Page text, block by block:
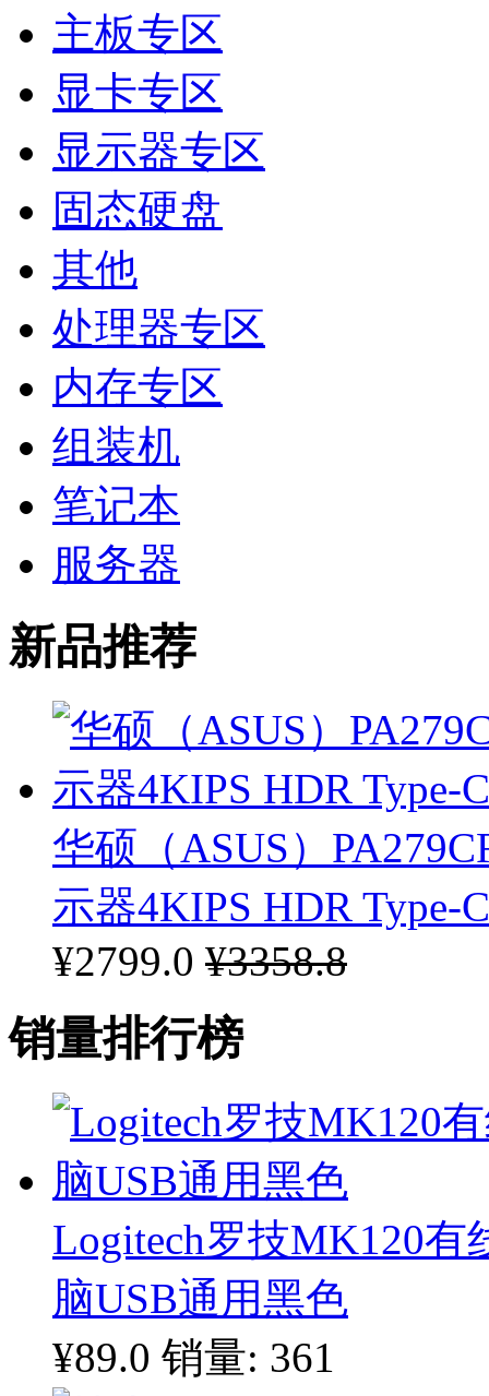
主板专区
显卡专区
显示器专区
固态硬盘
其他
处理器专区
内存专区
组装机
笔记本
服务器
新品推荐
华硕（ASUS）
示器4KIPS HDR Type-
¥2799.0 ¥3358.8
销量排行榜
Logitech罗技MK120
脑USB通用黑色
¥89.0 销量: 361